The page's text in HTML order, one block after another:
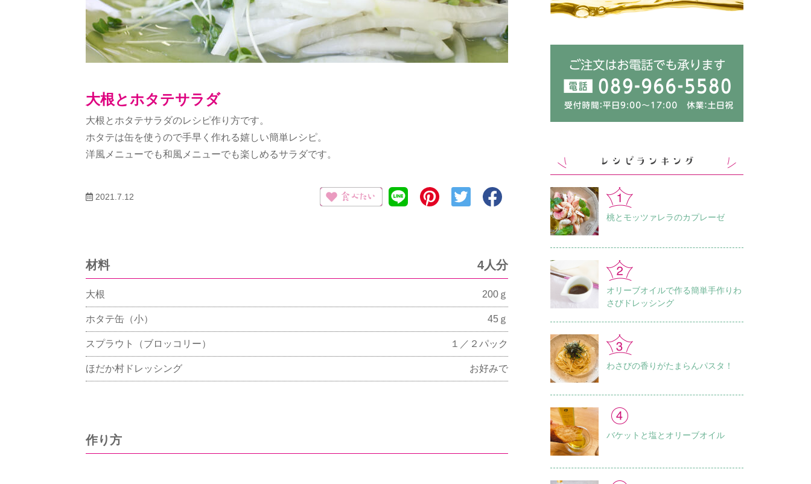
大根とホタテサラダ
大根とホタテサラダのレシピ作り方です。
ホタテは缶を使うので手早く作れる嬉しい簡単レシピ。
洋風メニューでも和風メニューでも楽しめるサラダです。
2021.7.12
材料 4人分
大根 200ｇ
ホタテ缶（小） 45ｇ
スプラウト（ブロッコリー） １／２パック
ほだか村ドレッシング お好みで
作り方
桃とモッツァレラのカプレーゼ
オリーブオイルで作る簡単手作りわ
さびドレッシング
わさびの香りがたまらんパスタ！
バケットと塩とオリーブオイル